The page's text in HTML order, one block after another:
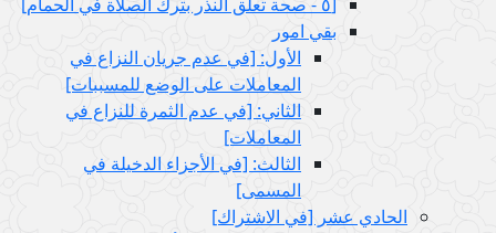
بقي امور
الأول: [في عدم جريان النزاع في
المعاملات على الوضع للمسببات‏]
الثاني: [في عدم الثمرة للنزاع في
المعاملات‏]
الثالث: [في الأجزاء الدخيلة في
المسمى‏]
الحادي عشر [في الاشتراك‏]